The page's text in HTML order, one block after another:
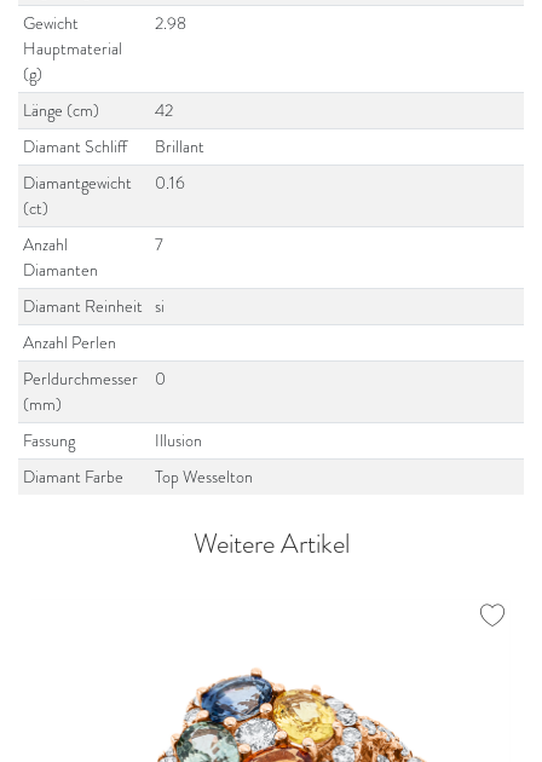
Gewicht
Hauptmaterial
(g)
2.98
Länge (cm)
42
Diamant Schliff
Brillant
Diamantgewicht
(ct)
0.16
Anzahl
Diamanten
7
Diamant Reinheit si
Anzahl Perlen
Perldurchmesser
(mm)
0
Fassung
Illusion
Diamant Farbe
Top Wesselton
Weitere Artikel